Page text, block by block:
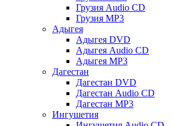
Грузия Audio CD
Грузия MP3
Адыгея
Адыгея DVD
Адыгея Audio CD
Адыгея MP3
Дагестан
Дагестан DVD
Дагестан Audio CD
Дагестан MP3
Ингушетия